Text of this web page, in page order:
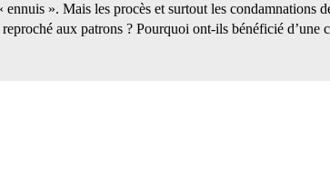
». Mais les procès et surtout les condamnations
aux patrons ? Pourquoi ont-ils bénéficié d’une